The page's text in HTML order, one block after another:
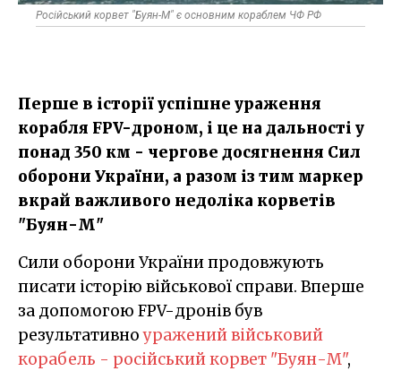
Російський корвет "Буян-М" є основним кораблем ЧФ РФ
Перше в історії успішне ураження
корабля FPV-дроном, і це на дальності у
понад 350 км - чергове досягнення Сил
оборони України, а разом із тим маркер
вкрай важливого недоліка корветів
"Буян-М"
Сили оборони України продовжують
писати історію військової справи. Вперше
за допомогою FPV-дронів був
результативноуражений військовий
корабель - російський корвет "Буян-М",